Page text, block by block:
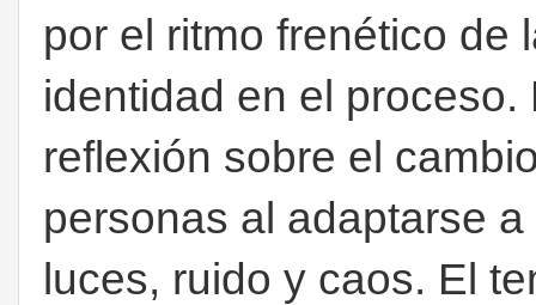
por el ritmo frenético de
identidad en el
reflexión sobre el
personas al adaptarse
luces, ruido y caos. El